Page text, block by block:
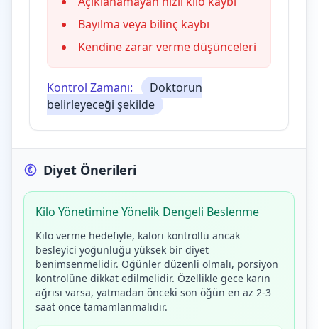
Bayılma veya bilinç kaybı
Kendine zarar verme düşünceleri
Kontrol Zamanı:
Doktorun
belirleyeceği şekilde
Diyet Önerileri
Kilo Yönetimine Yönelik Dengeli Beslenme
Kilo verme hedefiyle, kalori kontrollü ancak
besleyici yoğunluğu yüksek bir diyet
benimsenmelidir. Öğünler düzenli olmalı, porsiyon
kontrolüne dikkat edilmelidir. Özellikle gece karın
ağrısı varsa, yatmadan önceki son öğün en az 2-3
saat önce tamamlanmalıdır.